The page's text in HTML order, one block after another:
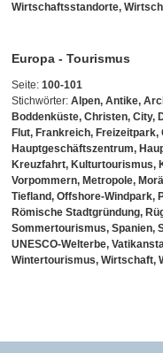
Wirtschaftsstandorte,
Europa - Tourismus
Seite: 100-101
Stichwörter: Alpen, Antike,
Boddenküste, Christen, City,
Flut, Frankreich, Freizeitpark,
Hauptgeschäftszentrum,
Kreuzfahrt, Kulturtourismus,
Vorpommern, Metropole,
Tiefland, Offshore-Windpark,
Römische Stadtgründung,
Sommertourismus, Spanien,
UNESCO-Welterbe,
Wintertourismus, Wirtschaft,